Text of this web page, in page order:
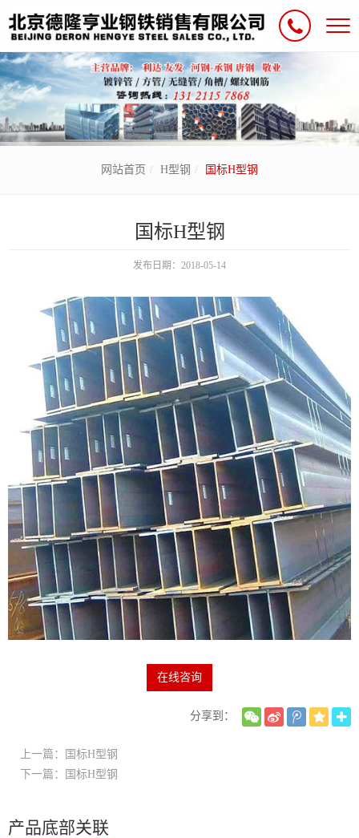
网站首页 H型钢 国标H型钢
国标H型钢
发布日期：2018-05-14
在线咨询
分享到：
上一篇：国标H型钢
下一篇：国标H型钢
产品底部关联